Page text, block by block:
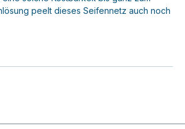
peelt dieses Seifennetz auch noch